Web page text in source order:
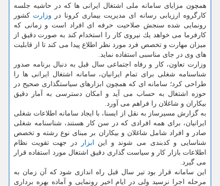
همچون مزایای سامانه ملی اشتغال ایرانی ها كه در حاشیه جلسه
كارگروه ارزیابی رسانه ای مدیریت بیماری كرونا در وزارت كشور
رونمایی شده سنجش صلاحیت حرفه ای افراد است و زمانی كه
كارفرما می خواهد یك نیروی كار را استخدام كند به صورت دقیق از
میزان مهارت و تخصص فرد مورد نظر اطلاع پیدا می كند تا از قابلیت
های وی در جای مناسبی استفاده نماید.
وزارت تعاون، كار و رفاه اجتماعی سال قبل به دنبال برنامه صدور
شناسنامه شغلی برای تمام ایرانیان، سامانه اشتغال ایرانی ها را
طراحی كرد؛ سامانه ای كه همچون ابزارهای سیاستگذاری صحیح در
حوزه اشتغال به حساب می آید و امكان دسترسی به آمار دقیق
بیكاران و شاغلان را فراهم می آورد.
به گزارش مسیرساز به نقل از ایسنا، با ایجاد سامانه اطلاعات شغلی
ایرانیان، برای همه افرادی كه در سن كار هستند، شناسنامه شغلی
صادر و افراد شامل شاغلان و بیكاران بر مبنای نوع رشته و تخصص
شناسایی و كدبندی می شوند و این ابزار
در جهت تقویت نظام
اطلاعات بازار كار و سیاست گذاری دقیق اشتغال مورد استفاده قرار
می گیرد.
این سامانه قرار بود تیر سال قبل راه اندازی شود كه آن زمان به
مرحله اجرا نرسید ولی در ایام اخیر رونمایی و آماده بهره برداری